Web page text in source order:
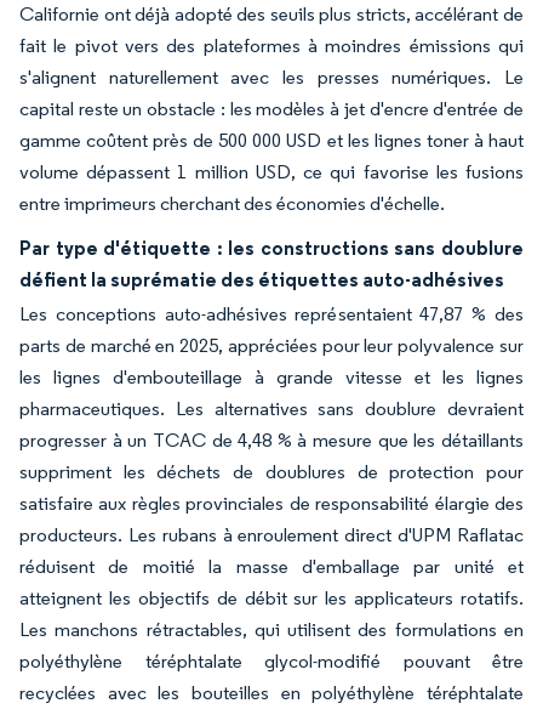
Californie ont déjà adopté des seuils plus stricts, accélérant de
fait le pivot vers des plateformes à moindres émissions qui
s'alignent naturellement avec les presses numériques. Le
capital reste un obstacle : les modèles à jet d'encre d'entrée de
gamme coûtent près de 500 000 USD et les lignes toner à haut
volume dépassent 1 million USD, ce qui favorise les fusions
entre imprimeurs cherchant des économies d'échelle.
Par type d'étiquette : les constructions sans doublure
défient la suprématie des étiquettes auto-adhésives
Les conceptions auto-adhésives représentaient 47,87 % des
parts de marché en 2025, appréciées pour leur polyvalence sur
les lignes d'embouteillage à grande vitesse et les lignes
pharmaceutiques. Les alternatives sans doublure devraient
progresser à un TCAC de 4,48 % à mesure que les détaillants
suppriment les déchets de doublures de protection pour
satisfaire aux règles provinciales de responsabilité élargie des
producteurs. Les rubans à enroulement direct d'UPM Raflatac
réduisent de moitié la masse d'emballage par unité et
atteignent les objectifs de débit sur les applicateurs rotatifs.
Les manchons rétractables, qui utilisent des formulations en
polyéthylène téréphtalate glycol-modifié pouvant être
recyclées avec les bouteilles en polyéthylène téréphtalate